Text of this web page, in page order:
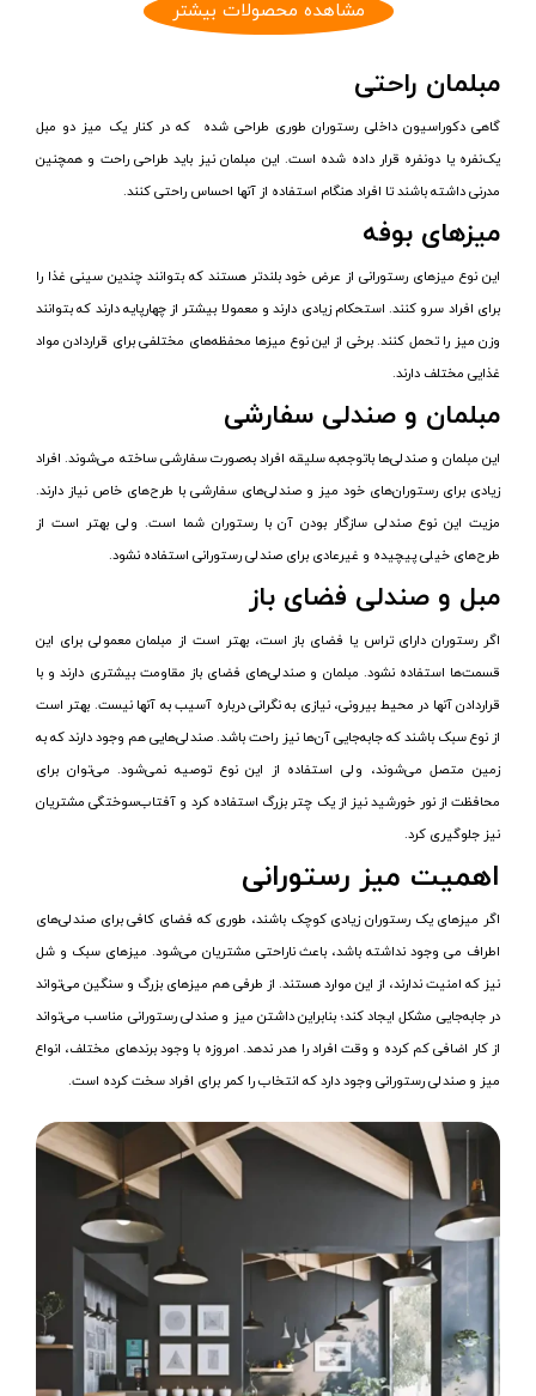
مشاهده محصولات بیشتر
مبلمان راحتی
گاهی دکوراسیون داخلی رستوران طوری طراحی شده که در کنار یک میز دو مبل
یک‌نفره یا دونفره قرار داده شده است. این مبلمان نیز باید طراحی راحت و همچنین
مدرنی داشته باشند تا افراد هنگام استفاده از آنها احساس راحتی کنند.
میزهای بوفه
این نوع میزهای رستورانی از عرض خود بلندتر هستند که بتوانند چندین سینی غذا را
برای افراد سرو کنند. استحکام زیادی دارند و معمولا بیشتر از چهارپایه دارند که بتوانند
وزن میز را تحمل کنند. برخی از این نوع میزها محفظه‌های مختلفی برای قراردادن مواد
غذایی مختلف دارند.
مبلمان و صندلی سفارشی
این مبلمان و صندلی‌ها باتوجه‌به سلیقه افراد به‌صورت سفارشی ساخته می‌شوند. افراد
زیادی برای رستوران‌های خود میز و صندلی‌های سفارشی با طرح‌های خاص نیاز دارند.
مزیت این نوع صندلی سازگار بودن آن با رستوران شما است. ولی بهتر است از
طرح‌های خیلی پیچیده و غیرعادی برای صندلی رستورانی استفاده نشود.
مبل و صندلی فضای باز
اگر رستوران دارای تراس یا فضای باز است، بهتر است از مبلمان معمولی برای این
قسمت‌ها استفاده نشود. مبلمان و صندلی‌های فضای باز مقاومت بیشتری دارند و با
قراردادن آنها در محیط بیرونی، نیازی به نگرانی درباره آسیب به آنها نیست. بهتر است
از نوع سبک باشند که جابه‌جایی آن‌ها نیز راحت باشد. صندلی‌هایی هم وجود دارند که به
زمین متصل می‌شوند، ولی استفاده از این نوع توصیه نمی‌شود. می‌توان برای
محافظت از نور خورشید نیز از یک چتر بزرگ استفاده کرد و آفتاب‌سوختگی مشتریان
نیز جلوگیری کرد.
اهمیت میز رستورانی
اگر میزهای یک رستوران زیادی کوچک باشند، طوری که فضای کافی برای صندلی‌های
اطراف می وجود نداشته باشد، باعث ناراحتی مشتریان می‌شود. میزهای سبک و شل
نیز که امنیت ندارند، از این موارد هستند. از طرفی هم میزهای بزرگ و سنگین می‌تواند
در جابه‌جایی مشکل ایجاد کند؛ بنابراین داشتن میز و صندلی رستورانی مناسب می‌تواند
از کار اضافی کم کرده و وقت افراد را هدر ندهد. امروزه با وجود برندهای مختلف، انواع
میز و صندلی‌ رستورانی وجود دارد که انتخاب را کمر برای افراد سخت کرده است.